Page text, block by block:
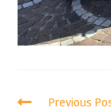
Previous